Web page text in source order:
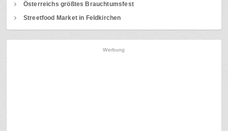
Österreichs größtes Brauchtumsfest
Streetfood Market in Feldkirchen
Werbung